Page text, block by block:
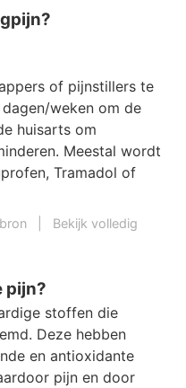
of pijnstillers te
weken om de
huisarts om
Meestal wordt
Tramadol of
Bekijk volledig
pijn?
stoffen die
Deze hebben
en antioxidante
pijn en door